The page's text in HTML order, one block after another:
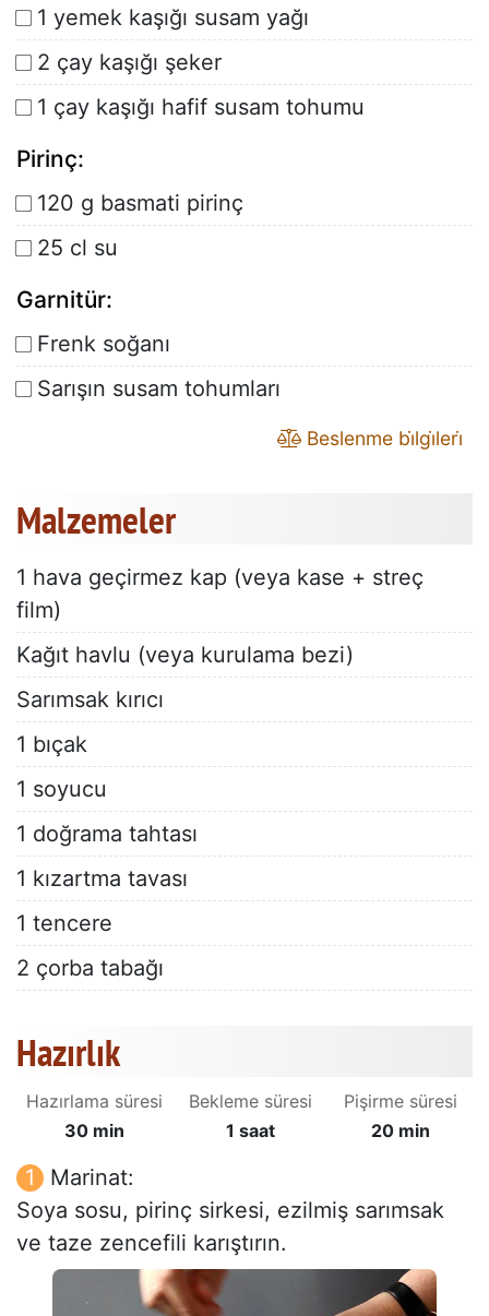
1 yemek kaşığı susam yağı
2 çay kaşığı şeker
1 çay kaşığı hafif susam tohumu
Pirinç:
120 g basmati pirinç
25 cl su
Garnitür:
Frenk soğanı
Sarışın susam tohumları
Beslenme bi̇lgi̇leri̇
Malzemeler
1 hava geçirmez kap (veya kase + streç
film)
Kağıt havlu (veya kurulama bezi)
Sarımsak kırıcı
1 bıçak
1 soyucu
1 doğrama tahtası
1 kızartma tavası
1 tencere
2 çorba tabağı
Hazırlık
Hazırlama süresi
30 min
Bekleme süresi
1 saat
Pişirme süresi
20 min
Marinat:
Soya sosu, pirinç sirkesi, ezilmiş sarımsak
ve taze zencefili karıştırın.